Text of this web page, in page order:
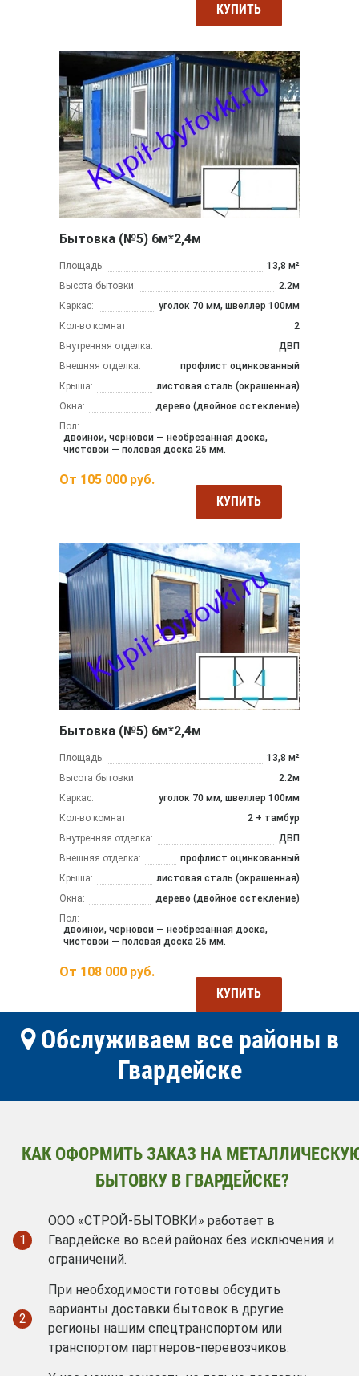
КУПИТЬ
Бытовка (№5) 6м*2,4м
Площадь:
13,8 м²
Высота бытовки:
2.2м
Каркас:
уголок 70 мм, швеллер 100мм
Кол-во комнат:
2
Внутренняя отделка:
ДВП
Внешняя отделка:
профлист оцинкованный
Крыша:
листовая сталь (окрашенная)
Окна:
дерево (двойное остекление)
Пол:
двойной, черновой — необрезанная доска,
чистовой — половая доска 25 мм.
От 105 000 руб.
КУПИТЬ
Бытовка (№5) 6м*2,4м
Площадь:
13,8 м²
Высота бытовки:
2.2м
Каркас:
уголок 70 мм, швеллер 100мм
Кол-во комнат:
2 + тамбур
Внутренняя отделка:
ДВП
Внешняя отделка:
профлист оцинкованный
Крыша:
листовая сталь (окрашенная)
Окна:
дерево (двойное остекление)
Пол:
двойной, черновой — необрезанная доска,
чистовой — половая доска 25 мм.
От 108 000 руб.
КУПИТЬ
Обслуживаем все районы в
Гвардейске
КАК ОФОРМИТЬ ЗАКАЗ НА
БЫТОВКУ В ГВАРДЕЙСКЕ?
1
ООО «СТРОЙ-БЫТОВКИ» работает в
Гвардейске во всей районах без исключения и
ограничений.
2
При необходимости готовы обсудить
варианты доставки бытовок в другие
регионы нашим спецтранспортом или
транспортом партнеров-перевозчиков.